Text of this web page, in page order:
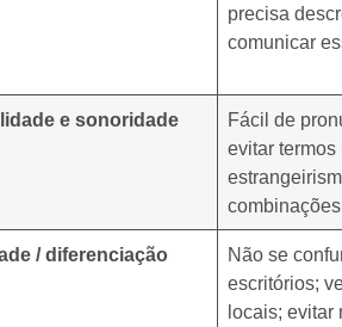
precisa
comunicar
e sonoridade
Fácil de
evitar termos
/ diferenciação
Não se
escritórios;
locais; evitar